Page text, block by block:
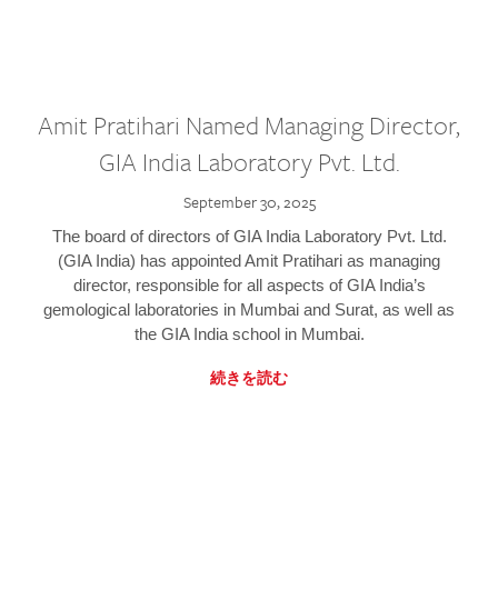
Amit Pratihari Named Managing Director,
GIA India Laboratory Pvt. Ltd.
September 30, 2025
The board of directors of GIA India Laboratory Pvt. Ltd.
(GIA India) has appointed Amit Pratihari as managing
director, responsible for all aspects of GIA India’s
gemological laboratories in Mumbai and Surat, as well as
the GIA India school in Mumbai.
続きを読む